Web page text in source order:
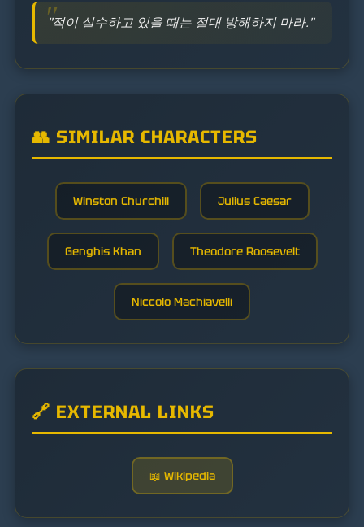
"적이 실수하고 있을 때는 절대 방해하지 마라."
👥 SIMILAR CHARACTERS
Winston Churchill Julius Caesar
Genghis Khan Theodore Roosevelt
Niccolo Machiavelli
🔗 EXTERNAL LINKS
📖 Wikipedia